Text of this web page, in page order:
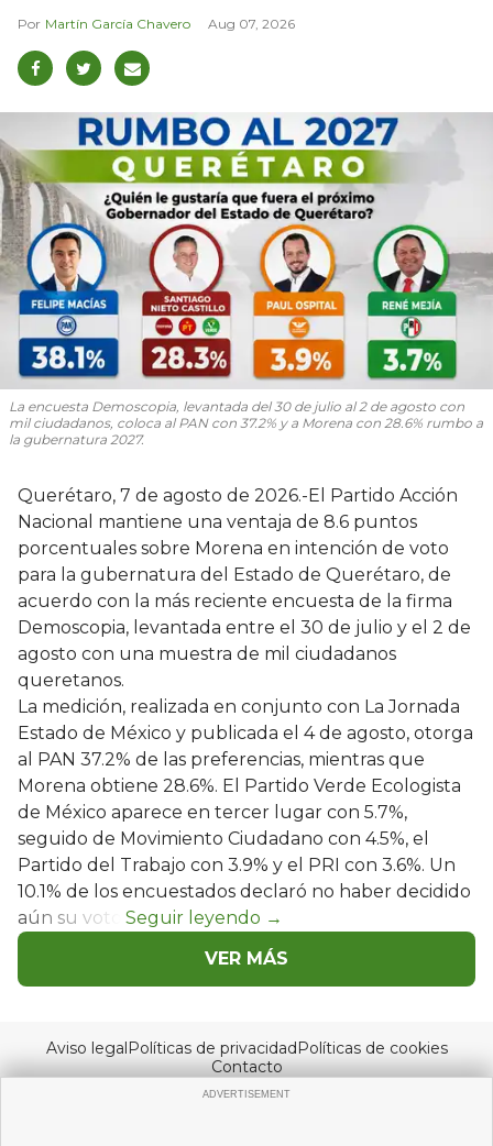
Martín García Chavero Aug 07, 2026
La encuesta Demoscopia, levantada del 30 de julio al 2 de agosto con
mil ciudadanos, coloca al PAN con 37.2% y a Morena con 28.6% rumbo a
la gubernatura 2027.
Querétaro, 7 de agosto de 2026.-El Partido Acción
Nacional mantiene una ventaja de 8.6 puntos
porcentuales sobre Morena en intención de voto
para la gubernatura del Estado de Querétaro, de
acuerdo con la más reciente encuesta de la firma
Demoscopia, levantada entre el 30 de julio y el 2 de
agosto con una muestra de mil ciudadanos
queretanos.
La medición, realizada en conjunto con La Jornada
Estado de México y publicada el 4 de agosto, otorga
al PAN 37.2% de las preferencias, mientras que
Morena obtiene 28.6%. El Partido Verde Ecologista
de México aparece en tercer lugar con 5.7%,
seguido de Movimiento Ciudadano con 4.5%, el
Partido del Trabajo con 3.9% y el PRI con 3.6%. Un
10.1% de los encuestados declaró no haber decidido
aún su voto.
VER MÁS
Aviso legalPolíticas de privacidadPolíticas de cookies
Contacto